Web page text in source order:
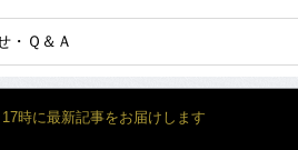
・Ｑ＆Ａ
時に最新記事をお届けします